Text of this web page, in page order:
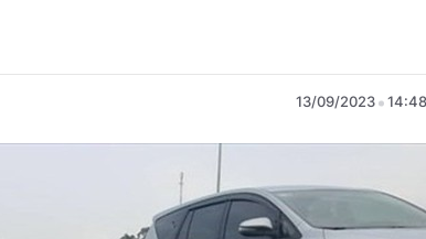
13/09/2023 14:48